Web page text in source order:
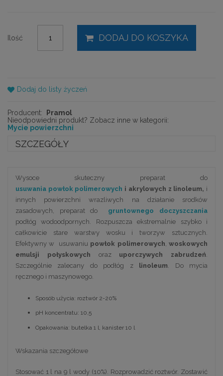
Ilość DODAJ DO KOSZYKA
Dodaj do listy życzeń
Producent:
Pramol
Nieodpowiedni produkt? Zobacz inne w kategorii:
Mycie powierzchni
SZCZEGÓŁY
Wysoce skuteczny preparat do
usuwania powłok polimerowych i akrylowych z linoleum, i
innych powierzchni wrazliwych na działanie srodków
zasadowych, preparat do gruntownego doczyszczania
podłóg wodoodpornych. Rozpuszcza ekstremalnie szybko i
całkowicie stare warstwy wosku i tworzyw sztucznych.
Efektywny w usuwaniu powłok polimerowych ,woskowych
emulsji połyskowych oraz uporczywych zabrudzeń
Szczególnie zalecany do podłóg z linoleum . Do mycia
ręcznego i maszynowego.
Sposób użycia: roztwór 2-20%
pH koncentratu: 10,5
Opakowania: butelka 1 l, kanister 10 l
Wskazania szczegółowe
Stosować 1 l na 9 l wody (10%). Rozprowadzić roztwór. Zostawić